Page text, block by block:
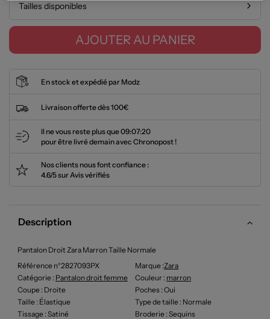
Tailles disponibles
AJOUTER AU PANIER
En stock et expédié par Modz
Livraison offerte dès 100€
Il ne vous reste plus que09:07:19
pour être livré demain avec Chronopost !
Nos clients nous font confiance :
4.6/5 sur Avis vérifiés
Description
Pantalon Droit Zara Marron Taille Normale
Référence n°2827093PX
Marque :Zara
Catégorie : Pantalon droit femme Couleur : marron
Coupe : Droite Poches : Oui
Taille : Élastique Type de taille : Normale
Tissage : Satiné Broderie : Sequins